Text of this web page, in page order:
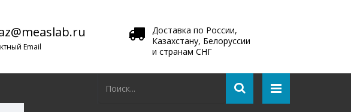
Email
Доставка по России,
Казахстану, Белоруссии
и странам СНГ